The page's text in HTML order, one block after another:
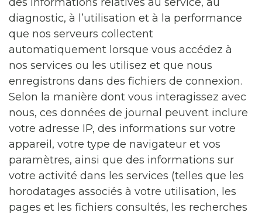
diagnostic, à l’utilisation et à la performance
que nos serveurs collectent
automatiquement lorsque vous accédez à
nos services ou les utilisez et que nous
enregistrons dans des fichiers de connexion.
Selon la manière dont vous interagissez avec
nous, ces données de journal peuvent inclure
votre adresse IP, des informations sur votre
appareil, votre type de navigateur et vos
paramètres, ainsi que des informations sur
votre activité dans les services (telles que les
horodatages associés à votre utilisation, les
pages et les fichiers consultés, les recherches